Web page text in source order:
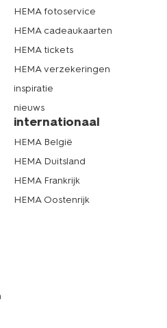
HEMA fotoservice
HEMA cadeaukaarten
HEMA tickets
HEMA verzekeringen
inspiratie
nieuws
internationaal
HEMA België
HEMA Duitsland
HEMA Frankrijk
HEMA Oostenrijk